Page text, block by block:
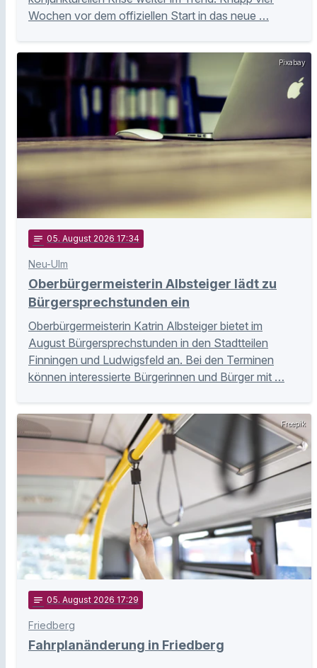
Wochen vor dem offiziellen Start in das neue …
Pixabay
notes 05. August 2026 17:34
Neu-Ulm
Oberbürgermeisterin Albsteiger lädt zu
Bürgersprechstunden ein
Oberbürgermeisterin Katrin Albsteiger bietet im
August Bürgersprechstunden in den Stadtteilen
Finningen und Ludwigsfeld an. Bei den Terminen
können interessierte Bürgerinnen und Bürger mit …
Freepik
notes 05. August 2026 17:29
Friedberg
Fahrplanänderung in Friedberg